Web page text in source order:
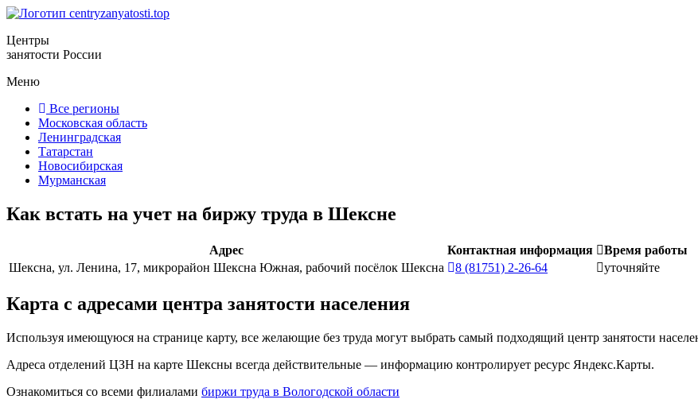
Центры
занятости России
Меню
Все регионы
Московская область
Ленинградская
Татарстан
Новосибирская
Мурманская
Как встать на учет на биржу труда в Шексне
Адрес Контактная информация
Время работы
Шексна, ул. Ленина, 17, микрорайон Шексна Южная, рабочий посёлок Шексна
8 (81751) 2-26-64 уточняйте
Карта с адресами центра занятости населения
Используя имеющуюся на странице карту, все желающие без труда могут выбрать самый подходящий центр занятости
Адреса отделений ЦЗН на карте Шексны всегда действительные — информацию контролирует ресурс Яндекс.Карты.
Ознакомиться со всеми филиалами биржи труда в Вологодской области